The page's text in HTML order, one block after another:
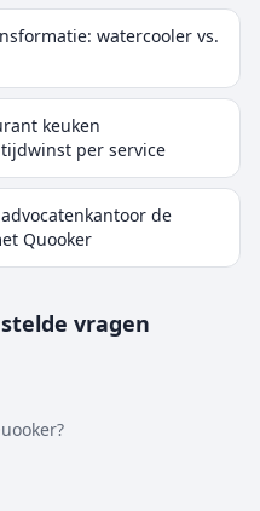
watercooler vs.
keuken
per service
de
Quooker
vragen